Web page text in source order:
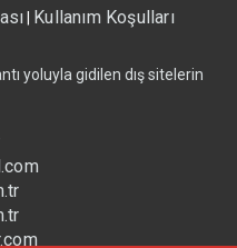
| Kullanım Koşulları
yoluyla gidilen dış sitelerin